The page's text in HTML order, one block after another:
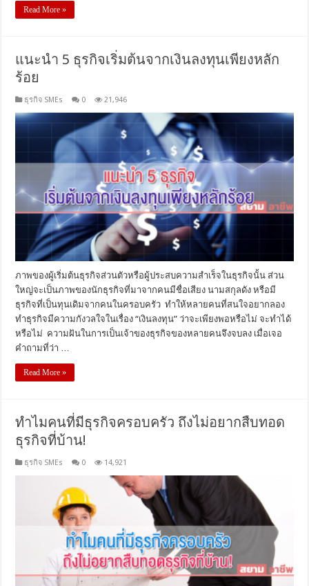
Read More »
แนะนำ 5 ธุรกิจเริ่มต้นจากเงินลงทุนเพียงหลัก
ร้อย
ธุรกิจ SMEs 0 21,946
ภาพของผู้เริ่มต้นธุรกิจส่วนตัวหรือผู้ประสบความสำเร็จในธุรกิจนั้น ส่วน
ใหญ่จะเป็นภาพของนักธุรกิจที่มาจากคนมีชื่อเสียง นามสกุลดัง หรือมี
ธุรกิจที่เป็นทุนเดิมจากคนในครอบครัว ทำให้หลายคนที่สนใจอยากลอง
ทำธุรกิจมีความกังวลใจในเรื่อง “เงินลงทุน” ว่าจะเพียงพอหรือไม่ จะทำได้
หรือไม่ ความฝันในการเป็นเจ้าของธุรกิจของหลายคนจึงจบลง เมื่อเจอ
คำถามที่ว่า …
Read More »
ทำไมคนที่มีธุรกิจครอบครัว ถึงไม่อยากสืบทอด
ธุรกิจที่บ้าน!
ธุรกิจ SMEs 0 14,921